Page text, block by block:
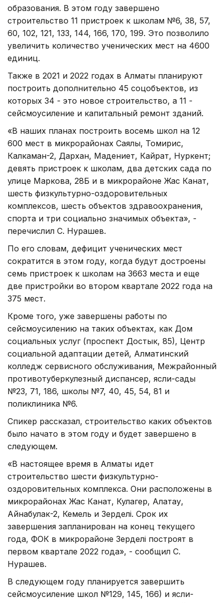
образования. В этом году завершено
строительство 11 пристроек к школам №6, 38, 57,
60, 102, 121, 133, 144, 166, 170, 199. Это позволило
увеличить количество ученических мест на 4600
единиц.
Также в 2021 и 2022 годах в Алматы планируют
построить дополнительно 45 соцобъектов, из
которых 34 - это новое строительство, а 11 -
сейсмоусиление и капитальный ремонт зданий.
«В наших планах построить восемь школ на 12
600 мест в микрорайонах Саялы, Томирис,
Калкаман-2, Дархан, Мадениет, Кайрат, Нуркент;
девять пристроек к школам, два детских сада по
улице Маркова, 28Б и в микрорайоне Жас Канат,
шесть физкультурно-оздоровительных
комплексов, шесть объектов здравоохранения,
спорта и три социально значимых объекта», -
перечислил С. Нурашев.
По его словам, дефицит ученических мест
сократится в этом году, когда будут достроены
семь пристроек к школам на 3663 места и еще
две пристройки во втором квартале 2022 года на
375 мест.
Кроме того, уже завершены работы по
сейсмоусилению на таких объектах, как Дом
социальных услуг (проспект Достык, 85), Центр
социальной адаптации детей, Алматинский
колледж сервисного обслуживания, Межрайонный
противотуберкулезный диспансер, ясли-сады
№23, 71, 186, школы №7, 40, 45, 54, 81 и
поликлиника №6.
Спикер рассказал, строительство каких объектов
было начато в этом году и будет завершено в
следующем.
«В настоящее время в Алматы идет
строительство шести физкультурно-
оздоровительных комплекса. Они расположены в
микрорайонах Жас Канат, Кулагер, Алатау,
Айнабулак-2, Кемель и Зерделі. Срок их
завершения запланирован на конец текущего
года, ФОК в микрорайоне Зерделі построят в
первом квартале 2022 года», - сообщил С.
Нурашев.
В следующем году планируется завершить
сейсмоусиление школ №129, 145, 166) и ясли-